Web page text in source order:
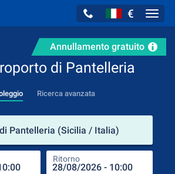
€
Annullamento gratuito
di Pantelleria
Ricerca avanzata
Pantelleria (Sicilia / Italia)
Ritorno